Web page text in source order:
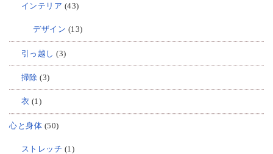
インテリア (43)
デザイン (13)
引っ越し (3)
掃除 (3)
衣 (1)
心と身体 (50)
ストレッチ (1)